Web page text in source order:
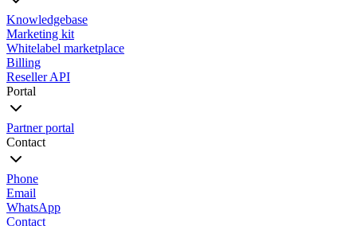
Knowledgebase
Marketing kit
Whitelabel marketplace
Billing
Reseller API
Portal
Partner portal
Contact
Phone
Email
WhatsApp
Contact